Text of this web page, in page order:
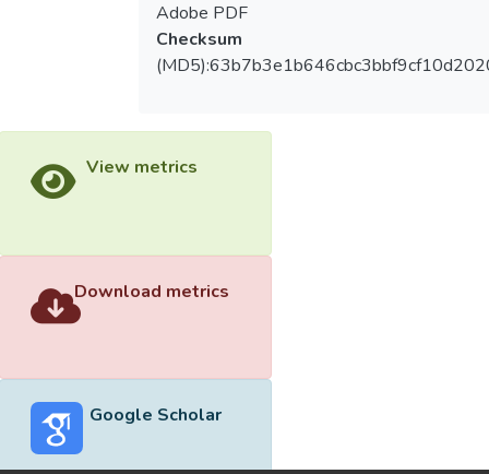
Adobe PDF
Checksum
View metrics
Download metrics
Google Scholar